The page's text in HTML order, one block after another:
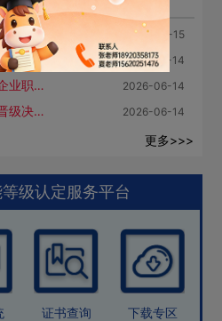
行业动态
2026年“海河工匠杯”技能大赛劳动关系协调师赛项 竞赛名次（企业职工组）
2026-06-15
2026劳动关系协调师赛项（教职工组成绩公示）
2026-06-14
2026年总成绩公示企业职工组（劳协)
2026-06-14
2026年企业职工组晋级决赛名单（劳协赛项） 2026-06-14
更多>>>
级认定服务平台
证书查询 下载专区